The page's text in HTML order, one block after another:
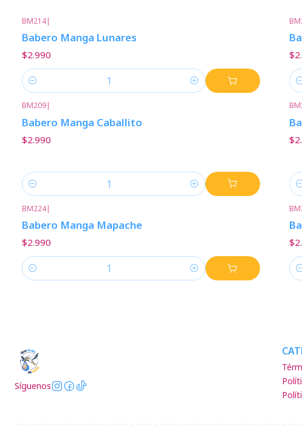
BM214|
Babero Manga Lunares
$2.990
Cantidad
BM209|
Babero Manga Caballito
$2.990
Cantidad
BM224|
Babero Manga Mapache
$2.990
Cantidad
Síguenos